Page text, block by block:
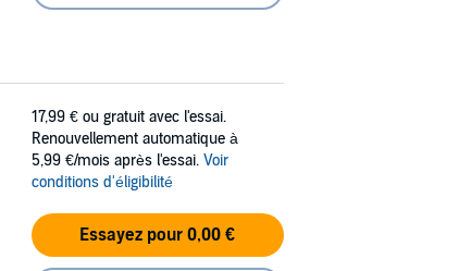
17,99 € ou gratuit avec l'essai.
Renouvellement automatique à
5,99 €/mois après l'essai. Voir
conditions d'éligibilité
Essayez pour 0,00 €